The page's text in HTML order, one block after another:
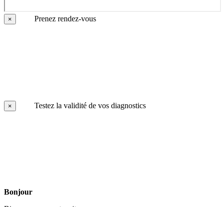
× Prenez rendez-vous
× Testez la validité de vos diagnostics
Bonjour